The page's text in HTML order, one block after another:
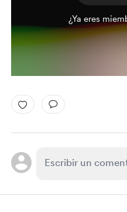
¿Ya eres